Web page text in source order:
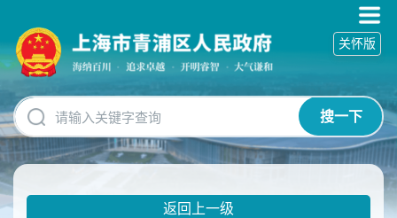
碍
操
明
跳
转
到
网
搜一下
关怀版
返回上一级